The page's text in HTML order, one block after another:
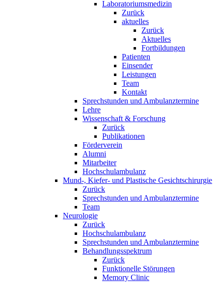
Laboratoriumsmedizin
Zurück
aktuelles
Zurück
Aktuelles
Fortbildungen
Patienten
Einsender
Leistungen
Team
Kontakt
Sprechstunden und Ambulanztermine
Lehre
Wissenschaft & Forschung
Zurück
Publikationen
Förderverein
Alumni
Mitarbeiter
Hochschulambulanz
Mund-, Kiefer- und Plastische Gesichtschirurgie
Zurück
Sprechstunden und Ambulanztermine
Team
Neurologie
Zurück
Hochschulambulanz
Sprechstunden und Ambulanztermine
Behandlungsspektrum
Zurück
Funktionelle Störungen
Memory Clinic